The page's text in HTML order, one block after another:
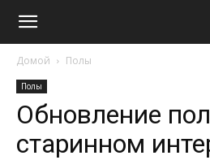
Домой Полы
Полы
Обновление
старинном